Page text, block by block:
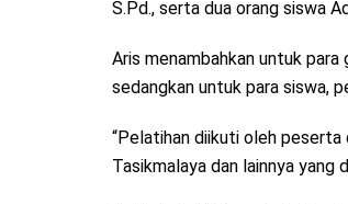
S.Pd., serta dua orang siswa
Aris menambahkan untuk para
sedangkan untuk para siswa,
“Pelatihan diikuti oleh peserta
Tasikmalaya dan lainnya yang